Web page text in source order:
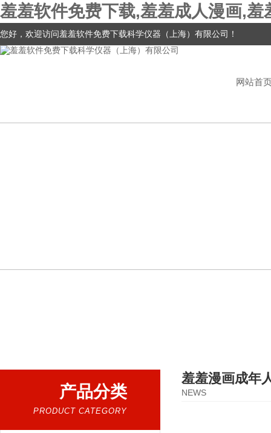
羞羞软件免费下载,羞羞成人漫画,
您好，欢迎访问羞羞软件免费下载科学仪器（上海）有限公司！
网站首
产品分类
PRODUCT CATEGORY
羞羞漫画成年
NEWS